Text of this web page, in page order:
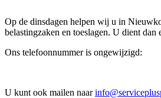
Op de dinsdagen helpen wij u in
belastingzaken en toeslagen. U dient dan
Ons telefoonnummer is ongewijzigd:
U kunt ook mailen naar